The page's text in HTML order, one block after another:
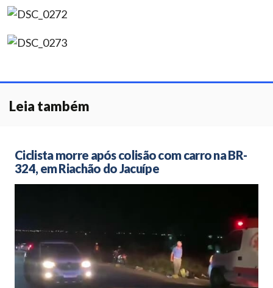
Leia também
Ciclista morre após colisão com carro na BR-
324, em Riachão do Jacuípe